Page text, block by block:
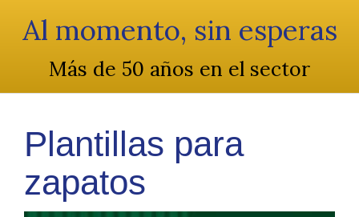
Al momento, sin esperas
Más de 50 años en el sector
Plantillas para
zapatos